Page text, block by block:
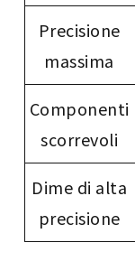
Precisione
massima
Componenti
scorrevoli
Dime di alta
precisione